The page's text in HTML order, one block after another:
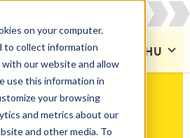
on your computer.
to collect information
our website and allow
use this information in
your browsing
and metrics about our
and other media. To
KAPCSOLAT HU